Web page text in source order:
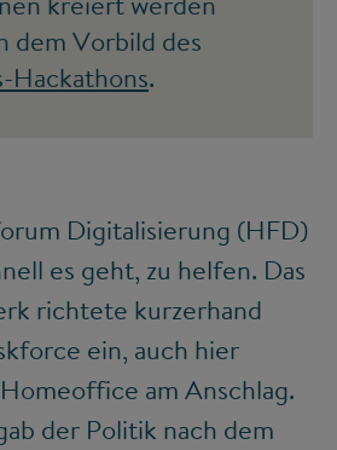
dem Vorbild des
Hackathons.
Digitalisierung (HFD)
es geht, zu helfen. Das
richtete kurzerhand
ein, auch hier
am Anschlag.
der Politik nach dem